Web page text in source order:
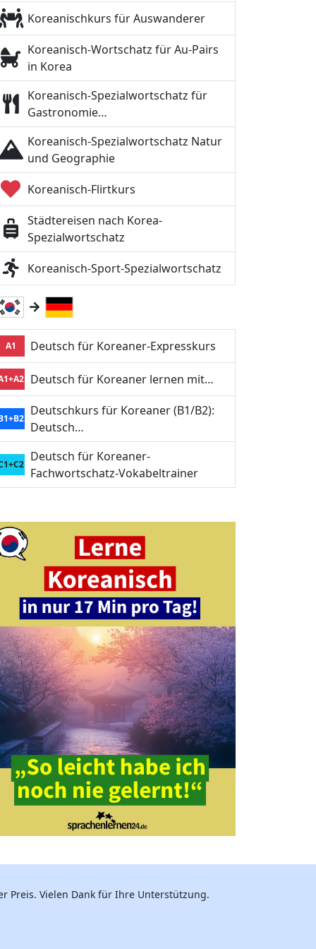
Koreanischkurs für Auswanderer
Koreanisch-Wortschatz für Au-Pairs
in Korea
Koreanisch-Spezialwortschatz für
Gastronomie…
Koreanisch-Spezialwortschatz Natur
und Geographie
Koreanisch-Flirtkurs
Städtereisen nach Korea-
Spezialwortschatz
Koreanisch-Sport-Spezialwortschatz
A1 Deutsch für Koreaner-Expresskurs
Deutsch für Koreaner lernen mit…
Deutschkurs für Koreaner (B1/B2):
Deutsch…
Deutsch für Koreaner-
Fachwortschatz-Vokabeltrainer
Preis. Vielen Dank für Ihre Unterstützung.